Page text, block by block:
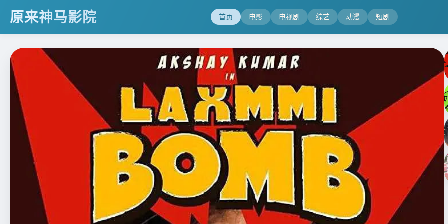
原来神马影院 首页 电影 电视剧 综艺 动漫 短剧